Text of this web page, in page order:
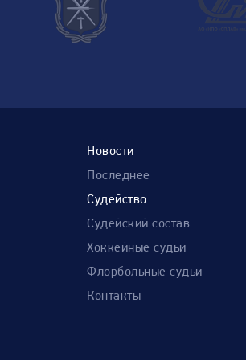
Новости
Последнее
Судейство
Судейский состав
Хоккейные судьи
Флорбольные судьи
Контакты